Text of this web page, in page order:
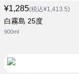
¥1,285(税込¥1,413.5)
白霧島 25度
900ml